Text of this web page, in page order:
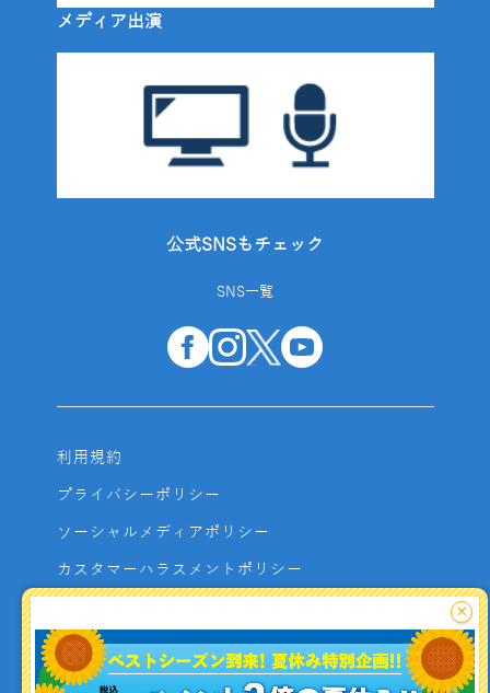
メディア出演
公式SNSもチェック
SNS一覧
利用規約
プライバシーポリシー
ソーシャルメディアポリシー
カスタマーハラスメントポリシー
よくあるご質問
お問い合わせ
×